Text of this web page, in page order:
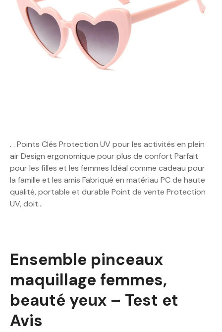
. . Points Clés Protection UV pour les activités en plein
air Design ergonomique pour plus de confort Parfait
pour les filles et les femmes Idéal comme cadeau pour
la famille et les amis Fabriqué en matériau PC de haute
qualité, portable et durable Point de vente Protection
UV, doit…
Ensemble pinceaux
maquillage femmes,
beauté yeux – Test et
Avis